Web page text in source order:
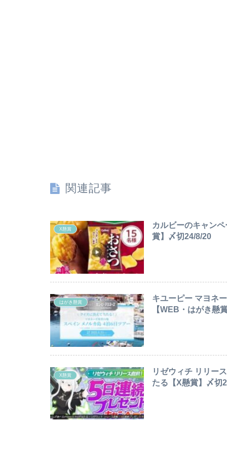
関連記事
X懸賞
カルビーのキャン
賞】〆切24/8/20
はがき懸賞
キユーピー マヨネ
【WEB・はがき懸
X懸賞
リゼウィチ リリー
たる【X懸賞】〆切